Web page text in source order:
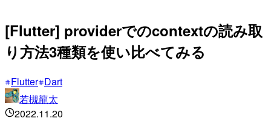
[Flutter] providerでのcontextの読み取
り方法3種類を使い比べてみる
Flutter Dart
若槻龍太
2022.11.20